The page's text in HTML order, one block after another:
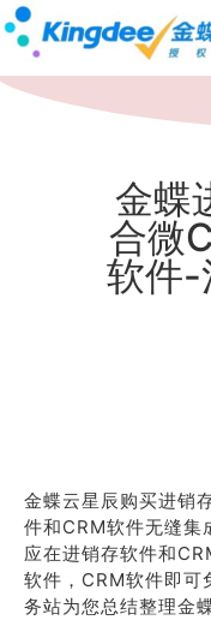
金蝶
合微
软件-
金蝶云星辰购买进销
件和CRM软件无缝集
应在进销存软件和
软件，CRM软件即可
务站为您总结整理金